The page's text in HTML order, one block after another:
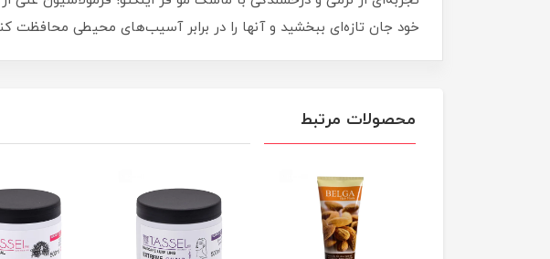
خود جان تازه‌ای ببخشید و آنها را در برابر آسیب‌های محیطی محافظت
محصولات مرتبط